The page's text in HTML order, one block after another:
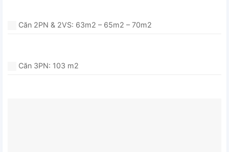
Căn 2PN & 2VS: 63m2 – 65m2 – 70m2
Căn 3PN: 103 m2